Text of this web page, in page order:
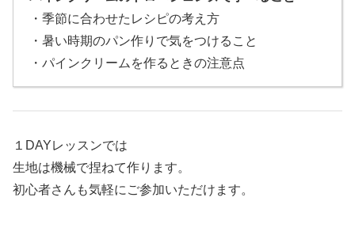
・季節に合わせたレシピの考え方
・暑い時期のパン作りで気をつけること
・パインクリームを作るときの注意点
１DAYレッスンでは
生地は機械で捏ねて作ります。
初心者さんも気軽にご参加いただけます。